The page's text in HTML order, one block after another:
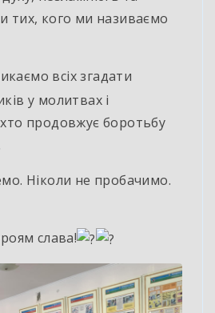
тих, кого ми називаємо
всіх згадати
у молитвах і
продовжує боротьбу
Ніколи не пробачимо.
слава!